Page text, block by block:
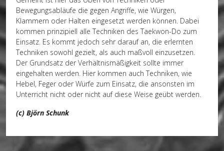
Bewegungsabläufe die gegen Angriffe, wie Würgen,
Klammern oder Halten eingesetzt werden können. Dabei
kommen prinzipiell alle Techniken des Taekwon-Do zum
Einsatz. Es kommt jedoch sehr darauf an, die erlernten
Techniken sowohl gezielt, als auch maßvoll einzusetzen.
Der Grundsatz der Verhältnismäßigkeit sollte immer
eingehalten werden. Hier kommen auch Techniken, wie
Hebel, Feger oder Würfe zum Einsatz, die ansonsten im
Unterricht nicht oder nicht auf diese Weise geübt werden.
(c) Björn Schunk